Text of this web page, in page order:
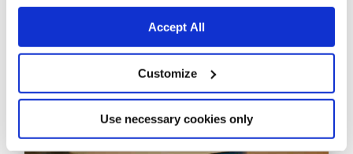
Accept All
Customize
Use necessary cookies only